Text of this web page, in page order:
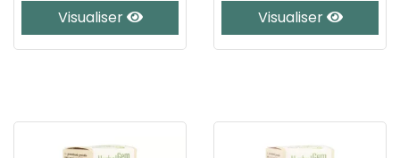
Visualiser Visualiser